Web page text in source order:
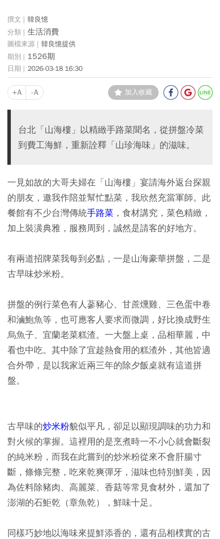
韓良憶
生活消費
韓良憶提供
1526期
2026-03-18 16:30
+A -A 加入收藏
台北「山海樓」以精緻手路菜聞名，從拼盤冷菜
到費工海鮮，重新詮釋「山珍海味」的滋味。
一見如故的大哥夫婦在「山海樓」宴請海外返台探親
的朋友，邀我作陪並幫忙點菜，我欣然充當軍師。此
餐館有不少台灣傳統手路菜 ，食材講究，菜色精緻，
加上裝潢典雅，服務周到，誠然是請客的好地方。
有兩道招牌菜我每到必點，一是山海豪華拼盤，二是
古早味炒米粉。
拼盤的例行菜色有人蔘豬心、甘蔗燻雞、三色蛋中卷
和滷鮑魚等，也可應客人要求而微調，好比換成野生
烏魚子、宜蘭老菜糕渣。一大盤上桌，品相華麗，中
看也中吃。其中除了宜趁熱食用的糕渣外，其他皆適
合外帶，是以我家近兩三年的除夕飯桌就有這道拼
盤。
古早味的炒米粉貌似平凡，卻足以顯現調味的功力和
對火候的掌握。這裡用的是烹煮時一不小心就會斷裂
的純米粉，而我在此嘗到的炒米粉從來不會肝腸寸
斷，條條完整，吃來乾爽彈牙，滋味也特別鮮美，因
為佐料除豬肉、高麗菜、香菇等常見食材外，還加了
澎湖的石鮔乾（章魚乾），鮮味十足。
同樣巧妙地以海味來提鮮添香的，還有品相樸實的古